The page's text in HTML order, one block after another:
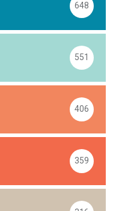
648
551
406
359